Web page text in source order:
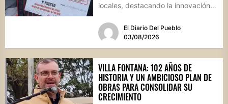
locales, destacando la innovación
El Diario Del Pueblo
03/08/2026
VILLA FONTANA: 102 AÑOS DE
HISTORIA Y UN AMBICIOSO PLAN DE
OBRAS PARA CONSOLIDAR SU
CRECIMIENTO